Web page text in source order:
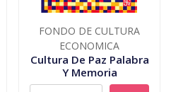
FONDO DE CULTURA
ECONOMICA
Cultura De Paz Palabra
Y Memoria